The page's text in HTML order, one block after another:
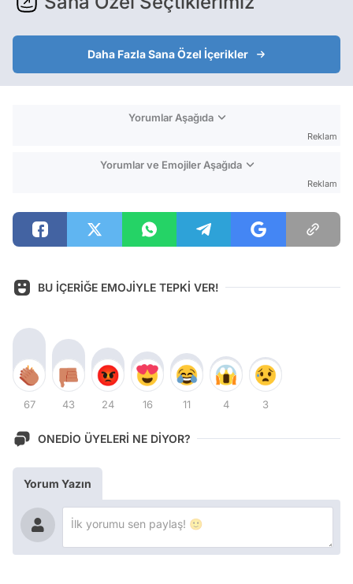
Daha Fazla Sana Özel İçerikler
Yorumlar Aşağıda
Reklam
Yorumlar ve Emojiler Aşağıda
Reklam
BU İÇERİĞE EMOJİYLE TEPKİ VER!
67 43 24 16 11 4 3
ONEDİO ÜYELERİ NE DİYOR?
Yorum Yazın